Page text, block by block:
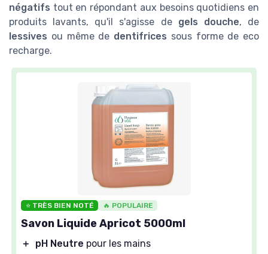
négatifs tout en répondant aux besoins quotidiens en
produits lavants, qu'il s'agisse de gels douche, de
lessives ou même de dentifrices sous forme de eco
recharge.
⭐ TRÈS BIEN NOTÉ 🔥 POPULAIRE
Savon Liquide Apricot 5000ml
＋ pH Neutre pour les mains